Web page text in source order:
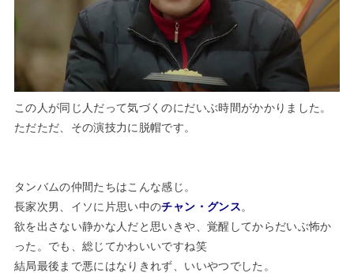
この人が同じ人だって気づくのにだいぶ時間がかかりました。
ただただ、その演技力に脱帽です。
タンバムの仲間たちはこんな感じ。
長家次男、イソに片思い中のチャン・グンス。
欲を出さない静かな人だと思いきや、覚醒してからだいぶ怖か
った。でも、総じてかわいいですね笑
結局最後まで悪にはなりきれず、いいやつでした。